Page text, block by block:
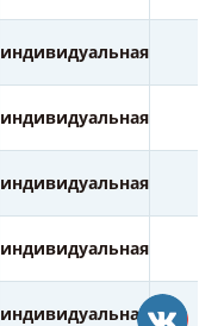
индивидуальная
индивидуальная
индивидуальная
индивидуальная
индивидуальная